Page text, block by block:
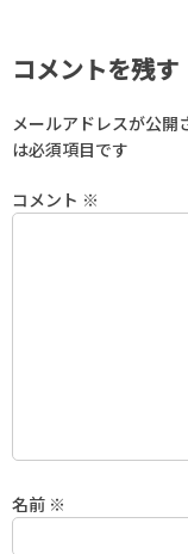
コメントを残す
メールアドレスが公開
は必須項目です
コメント ※
名前 ※